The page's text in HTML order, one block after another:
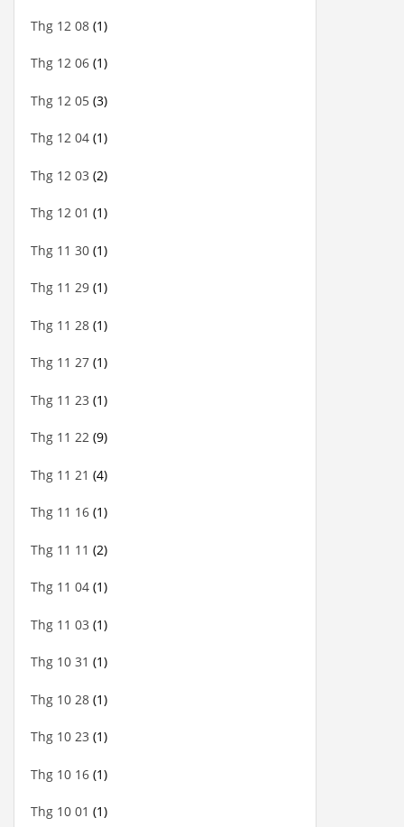
Thg 12 08 (1)
Thg 12 06 (1)
Thg 12 05 (3)
Thg 12 04 (1)
Thg 12 03 (2)
Thg 12 01 (1)
Thg 11 30 (1)
Thg 11 29 (1)
Thg 11 28 (1)
Thg 11 27 (1)
Thg 11 23 (1)
Thg 11 22 (9)
Thg 11 21 (4)
Thg 11 16 (1)
Thg 11 11 (2)
Thg 11 04 (1)
Thg 11 03 (1)
Thg 10 31 (1)
Thg 10 28 (1)
Thg 10 23 (1)
Thg 10 16 (1)
Thg 10 01 (1)